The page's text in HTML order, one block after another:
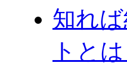
知れ
トとは